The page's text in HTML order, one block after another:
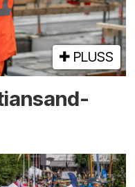
PLUSS